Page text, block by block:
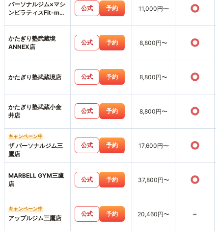
パーソナルジム×マシ
ンピラティスFit-me
公式 予約 11,000円〜 ○
かたぎり塾武蔵境
ANNEX店
公式 予約 8,800円〜 ○
かたぎり塾武蔵境店 公式 予約 8,800円〜 ○
かたぎり塾武蔵小金
井店
公式 予約 8,800円〜 ○
キャンペーン中
ザ パーソナルジム三
鷹店
公式 予約 17,600円〜 ○
MARBELL GYM三鷹
店
公式 予約 37,800円〜 ○
キャンペーン中
アップルジム三鷹店
公式 予約 20,460円〜 -